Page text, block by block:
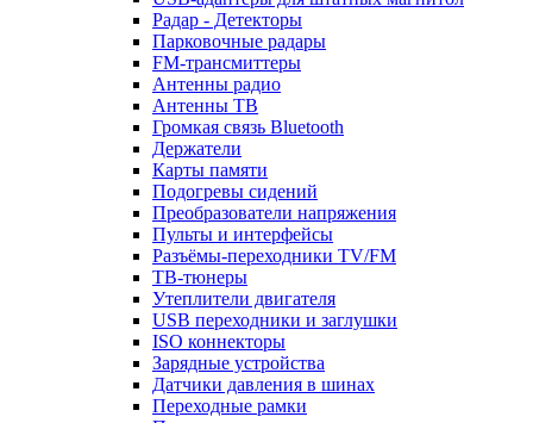
Радар - Детекторы
Парковочные радары
FM-трансмиттеры
Антенны радио
Антенны ТВ
Громкая связь Bluetooth
Держатели
Карты памяти
Подогревы сидений
Преобразователи напряжения
Пульты и интерфейсы
Разъёмы-переходники TV/FM
ТВ-тюнеры
Утеплители двигателя
USB переходники и заглушки
ISO коннекторы
Зарядные устройства
Датчики давления в шинах
Переходные рамки